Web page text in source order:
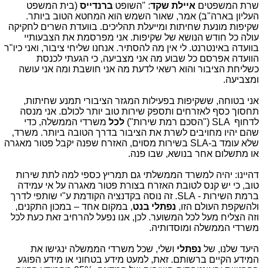
שרת המשפטים איילת שקד: "השופט ברנדייס (בית המשפט
העליון בארה"ב) אמר, שאור השמש הוא המחטא הטוב ביותר.
שקיפות מונעת שחיתות ומייעלת תהליכים. בוועדת השרים לחקיקה
עולה כל חודש הנושא של שקיפות. אני מפרסמת את הצבעותיי
בוועדה באינטרנט. לי אין מה להסתיר. אנחנו שליחי ציבור, ואני כיו"ר
הוועדה אפרסם כל שבוע מה אני מצביעה, כי הגעתי לכנסת
כשליחת הציבור והוא רשאי לדעת מה אני חושבת ומה אני עושה
ומצביעה.
אני בטוחה, ששקיפות בפעילות המגזר הציבורי תמנע שחיתות,
תחסוך כסף לאזרחים ותספק שירות טוב יותר לכולם. אני מנסה
לדחוף SLA ("הסכם רמת שירות") לכל משרדי הממשלה, כדי
שהם יהיו מחויבים לשרת את הציבור בדרך הטובה ביותר. משרד,
שלא עומד ב-SLA בשירות מסוים, האזרח שפנה יקבל פטור מאגרה
או מתשלום אחר בנושא, שבו פנה.
דהיינו: יהיה למשרד הממשלתי גם תמריץ כספי למה לתת שירות
טוב, כי יש קנס לטובת האזרח בצורת פטור מאגרה על אי עמידה
ברמת השירות - SLA. זה נוסה בקדנציה הקודמת ע"י שותפי לדרך
ולהשקפת העולם הזו, נפתלי בנט, במקום אחד – במכון התקנים,
וזה הצליח מעל לכל המשוער. לכן, אנו נפעל להרחיב זאת כעת לכל
משרדי הממשלה ומוסדותיה.
היעד שלנו, של נפתלי ושלי, שכל משרדי הממשלה ינגישו את
המידע הקיים ברשותם. זאת, למעט מידע בטחוני או מידע הפוגע